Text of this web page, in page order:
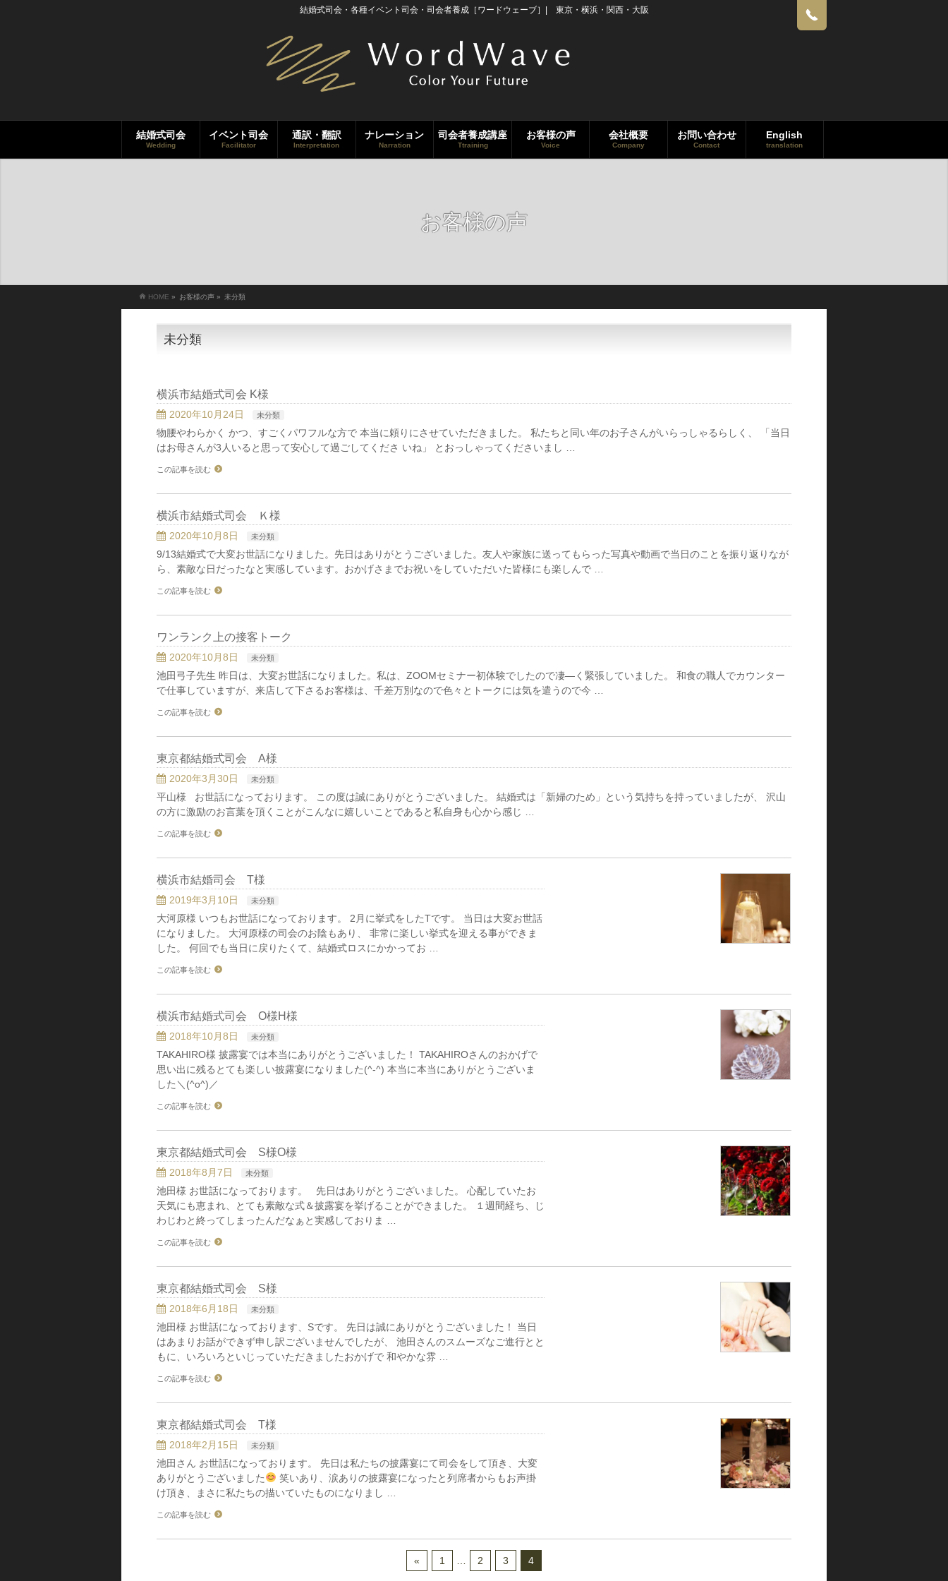
結婚式司会・各種イベント司会・司会者養成［ワードウェーブ］| 東京・横浜・関西・大阪
結婚式司会
Wedding
イベント司会
Facilitator
通訳・翻訳
Interpretation
ナレーション
Narration
司会者養成講座
Ttraining
お客様の声
Voice
会社概要
Company
お問い合わせ
Contact
English
translation
お客様の声
HOME » お客様の声 » 未分類
未分類
横浜市結婚式司会 K様
2020年10月24日 未分類
物腰やわらかく かつ、すごくパワフルな方で 本当に頼りにさせていただきました。 私たちと同い年のお子さんがいらっしゃるらしく、 「当日
はお母さんが3人いると思って安心して過ごしてくださ いね」 とおっしゃってくださいまし …
この記事を読む
横浜市結婚式司会 Ｋ様
2020年10月8日 未分類
9/13結婚式で大変お世話になりました。先日はありがとうございました。友人や家族に送ってもらった写真や動画で当日のことを振り返りなが
ら、素敵な日だったなと実感しています。おかげさまでお祝いをしていただいた皆様にも楽しんで …
この記事を読む
ワンランク上の接客トーク
2020年10月8日 未分類
池田弓子先生 昨日は、大変お世話になりました。私は、ZOOMセミナー初体験でしたので凄―く緊張していました。 和食の職人でカウンター
で仕事していますが、来店して下さるお客様は、千差万別なので色々とトークには気を遣うので今 …
この記事を読む
東京都結婚式司会 A様
2020年3月30日 未分類
平山様 お世話になっております。 この度は誠にありがとうございました。 結婚式は「新婦のため」という気持ちを持っていましたが、 沢山
の方に激励のお言葉を頂くことがこんなに嬉しいことであると私自身も心から感じ …
この記事を読む
横浜市結婚司会 T様
2019年3月10日 未分類
大河原様 いつもお世話になっております。 2月に挙式をしたTです。 当日は大変お世話
になりました。 大河原様の司会のお陰もあり、 非常に楽しい挙式を迎える事ができま
した。 何回でも当日に戻りたくて、結婚式ロスにかかってお …
この記事を読む
横浜市結婚式司会 O様H様
2018年10月8日 未分類
TAKAHIRO様 披露宴では本当にありがとうございました！ TAKAHIROさんのおかげで
思い出に残るとても楽しい披露宴になりました(^-^) 本当に本当にありがとうございま
した＼(^o^)／
この記事を読む
東京都結婚式司会 S様O様
2018年8月7日 未分類
池田様 お世話になっております。 先日はありがとうございました。 心配していたお
天気にも恵まれ、とても素敵な式＆披露宴を挙げることができました。 １週間経ち、じ
わじわと終ってしまったんだなぁと実感しておりま …
この記事を読む
東京都結婚式司会 S様
2018年6月18日 未分類
池田様 お世話になっております、Sです。 先日は誠にありがとうございました！ 当日
はあまりお話ができず申し訳ございませんでしたが、 池田さんのスムーズなご進行とと
もに、いろいろといじっていただきましたおかげで 和やかな雰 …
この記事を読む
東京都結婚式司会 T様
2018年2月15日 未分類
池田さん お世話になっております。 先日は私たちの披露宴にて司会をして頂き、大変
ありがとうございました
笑いあり、涙ありの披露宴になったと列席者からもお声掛
け頂き、まさに私たちの描いていたものになりまし …
この記事を読む
« 1 2 3 4